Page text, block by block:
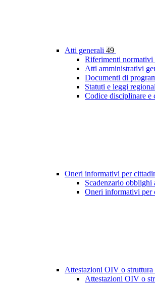
Atti generali 49
Riferimenti normativi
Atti amministrativi
Documenti di
Statuti e leggi
Codice disciplinare e
Oneri informativi per
Scadenzario obblighi
Oneri informativi per
Attestazioni OIV o struttura
Attestazioni OIV o